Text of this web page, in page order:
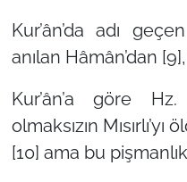
Kur’ân’da adı
anılan Hâmân’dan
Kur’ân’a göre
olmaksızın
[10] ama bu